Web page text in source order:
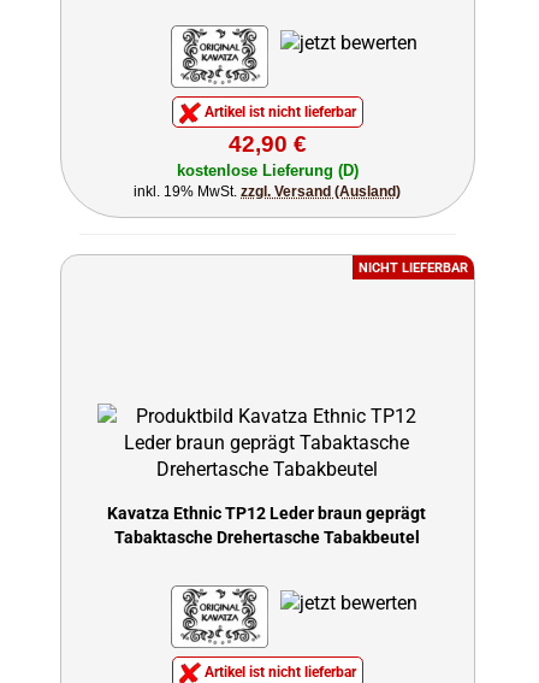
Artikel ist nicht lieferbar
42,90 €
kostenlose Lieferung (D)
inkl. 19% MwSt.zzgl. Versand (Ausland)
NICHT LIEFERBAR
Kavatza Ethnic TP12 Leder braun geprägt
Tabaktasche Drehertasche Tabakbeutel
Artikel ist nicht lieferbar